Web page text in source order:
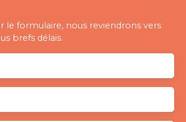
le formulaire, nous reviendrons vers
brefs délais.